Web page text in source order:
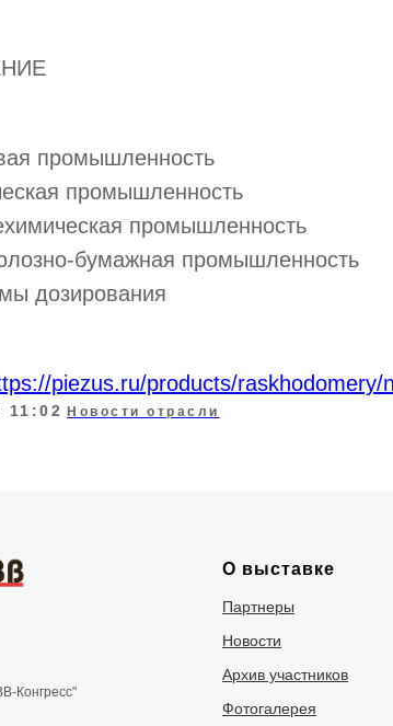
промышленность
промышленность
промышленность
бумажная промышленность
дозирования
piezus.ru/products/raskhodomery/
11:02 Новости отрасли
Конгресс"
О выставке
Партнеры
Новости
Архив участников
Фотогалерея